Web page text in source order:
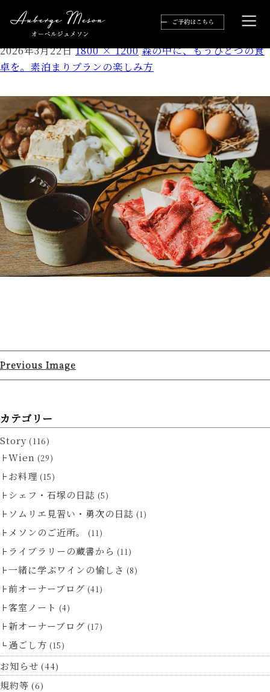
02162026AubergeMaison_0202web
2026年3月22日 1800 × 1200 森の中に、もうひとつの食
卓を。素泊まりプランの楽しみ方
Previous Image
カテゴリー
Story (116)
Wien (29)
お料理 (15)
シェフ・石塚の日誌 (5)
ソムリエ見習い・勇次の日誌 (1)
メソンのご近所。 (11)
ライブラリーの蔵書から (11)
一緒に学ぶワインの愉しさ (8)
前オーナーブログ (41)
客室ノート (4)
新オーナーブログ (17)
過ごし方 (15)
お知らせ (44)
規約等 (6)